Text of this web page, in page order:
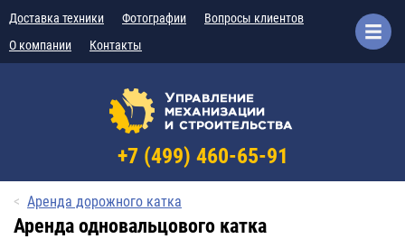
Доставка техники Фотографии
Вопросы клиентов
О компании
Контакты
+7 (499) 460-65-91
Аренда дорожного катка
Аренда одновальцового катка